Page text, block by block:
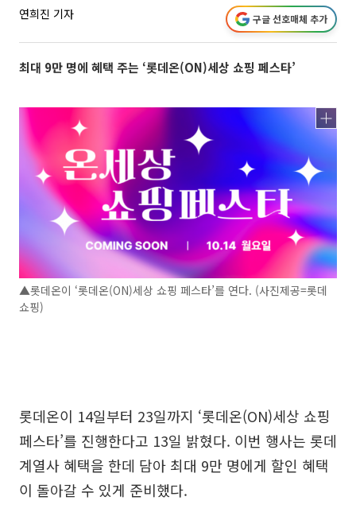
연희진 기자 구글 선호매체 추가
최대 9만 명에 혜택 주는 ‘롯데온(ON)세상 쇼핑 페스타’
▲롯데온이 ‘롯데온(ON)세상 쇼핑 페스타’를 연다. (사진제공=롯데
쇼핑)
롯데온이 14일부터 23일까지 ‘롯데온(ON)세상 쇼핑
페스타’를 진행한다고 13일 밝혔다. 이번 행사는 롯데
계열사 혜택을 한데 담아 최대 9만 명에게 할인 혜택
이 돌아갈 수 있게 준비했다.